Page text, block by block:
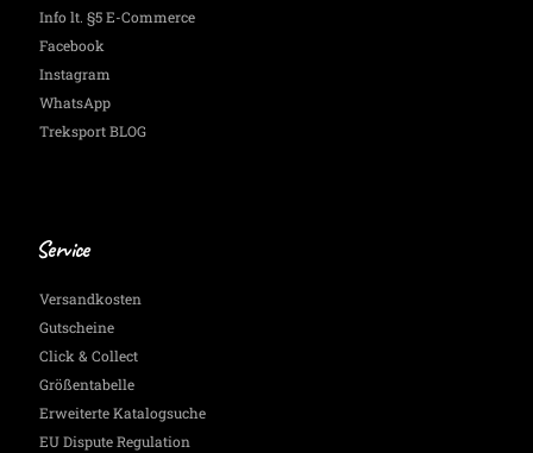
Info lt. §5 E-Commerce
Facebook
Instagram
WhatsApp
Treksport BLOG
Service
Versandkosten
Gutscheine
Click & Collect
Größentabelle
Erweiterte Katalogsuche
EU Dispute Regulation